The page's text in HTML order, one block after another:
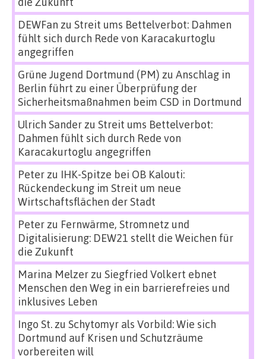
DEWFan zu Streit ums Bettelverbot: Dahmen
fühlt sich durch Rede von Karacakurtoglu
angegriffen
Grüne Jugend Dortmund (PM) zu Anschlag in
Berlin führt zu einer Überprüfung der
Sicherheitsmaßnahmen beim CSD in Dortmund
Ulrich Sanderzu Streit ums Bettelverbot:
Dahmen fühlt sich durch Rede von
Karacakurtoglu angegriffen
Peterzu IHK-Spitze bei OB Kalouti:
Rückendeckung im Streit um neue
Wirtschaftsflächen der Stadt
Peterzu Fernwärme, Stromnetz und
Digitalisierung: DEW21 stellt die Weichen für
die Zukunft
Marina Melzerzu Siegfried Volkert ebnet
Menschen den Weg in ein barrierefreies und
inklusives Leben
Ingo St.zu Schytomyr als Vorbild: Wie sich
Dortmund auf Krisen und Schutzräume
vorbereiten will